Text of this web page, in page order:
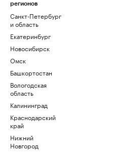
регионов
Санкт-Петербург
и область
Екатеринбург
Новосибирск
Омск
Башкортостан
Вологодская
область
Калининград
Краснодарский
край
Нижний
Новгород